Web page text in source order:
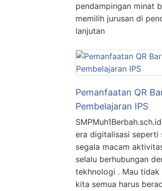
pendampingan minat
memilih jurusan di
lanjutan
Pemanfaatan QR
Pembelajaran IPS
era digitalisasi seperti
segala macam
selalu berhubungan
tekhnologi . Mau tidak
kita semua harus